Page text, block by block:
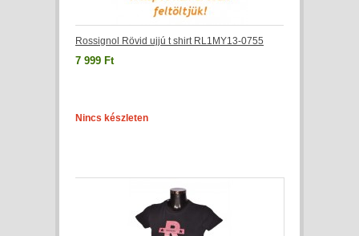
Rossignol Rövid ujjú t shirt RL1MY13-0755
7 999 Ft
Nincs készleten